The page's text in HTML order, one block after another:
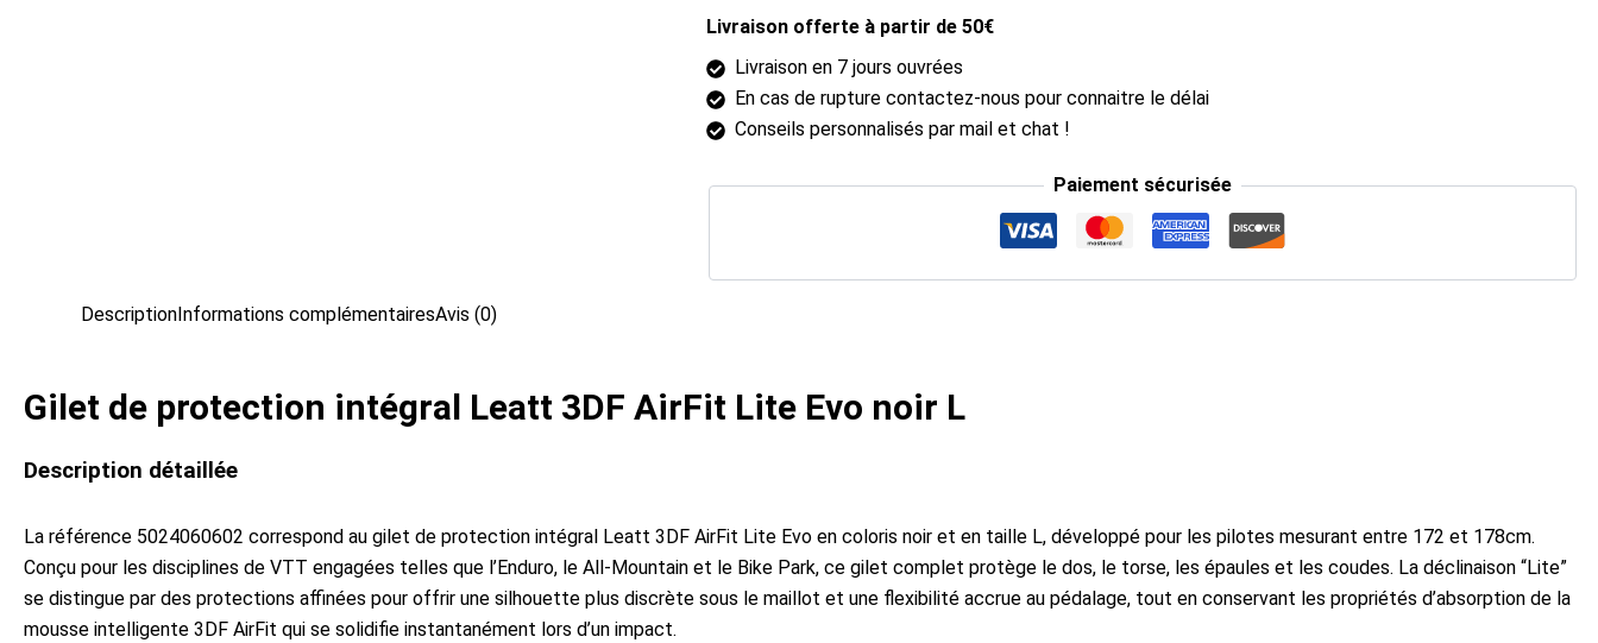
noir
L
Livraison offerte à partir de 50€
Livraison en 7 jours ouvrées
En cas de rupture contactez-nous pour connaitre le délai
Conseils personnalisés par mail et chat !
Paiement sécurisée
DescriptionInformations complémentairesAvis (0)
Gilet de protection intégral Leatt 3DF AirFit Lite Evo noir L
Description détaillée
La référence 5024060602 correspond au gilet de protection intégral Leatt 3DF AirFit Lite Evo en coloris noir et en taille L, développé pour les pilotes mesurant entre 172 et 178cm.
Conçu pour les disciplines de VTT engagées telles que l’Enduro, le All-Mountain et le Bike Park, ce gilet complet protège le dos, le torse, les épaules et les coudes. La déclinaison “Lite”
se distingue par des protections affinées pour offrir une silhouette plus discrète sous le maillot et une flexibilité accrue au pédalage, tout en conservant les propriétés d’absorption de la
mousse intelligente 3DF AirFit qui se solidifie instantanément lors d’un impact.